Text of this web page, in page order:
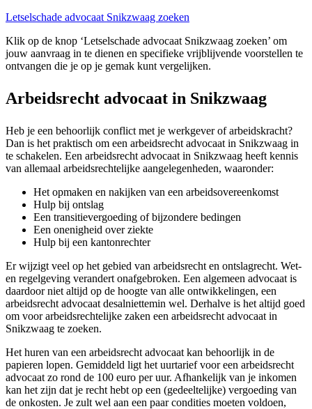
Letselschade advocaat Snikzwaag zoeken
Klik op de knop ‘Letselschade advocaat Snikzwaag zoeken’ om
jouw aanvraag in te dienen en specifieke vrijblijvende voorstellen te
ontvangen die je op je gemak kunt vergelijken.
Arbeidsrecht advocaat in Snikzwaag
Heb je een behoorlijk conflict met je werkgever of arbeidskracht?
Dan is het praktisch om een arbeidsrecht advocaat in Snikzwaag in
te schakelen. Een arbeidsrecht advocaat in Snikzwaag heeft kennis
van allemaal arbeidsrechtelijke aangelegenheden, waaronder:
Het opmaken en nakijken van een arbeidsovereenkomst
Hulp bij ontslag
Een transitievergoeding of bijzondere bedingen
Een onenigheid over ziekte
Hulp bij een kantonrechter
Er wijzigt veel op het gebied van arbeidsrecht en ontslagrecht. Wet-
en regelgeving verandert onafgebroken. Een algemeen advocaat is
daardoor niet altijd op de hoogte van alle ontwikkelingen, een
arbeidsrecht advocaat desalniettemin wel. Derhalve is het altijd goed
om voor arbeidsrechtelijke zaken een arbeidsrecht advocaat in
Snikzwaag te zoeken.
Het huren van een arbeidsrecht advocaat kan behoorlijk in de
papieren lopen. Gemiddeld ligt het uurtarief voor een arbeidsrecht
advocaat zo rond de 100 euro per uur. Afhankelijk van je inkomen
kan het zijn dat je recht hebt op een (gedeeltelijke) vergoeding van
de onkosten. Je zult wel aan een paar condities moeten voldoen,